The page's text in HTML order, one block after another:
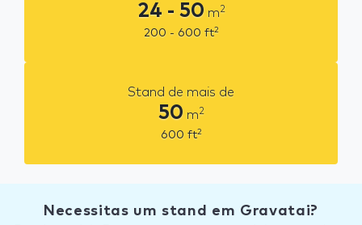
24 - 50 m2
200 - 600 ft2
Stand de mais de
50 m2
600 ft2
Necessitas um stand em Gravatai?